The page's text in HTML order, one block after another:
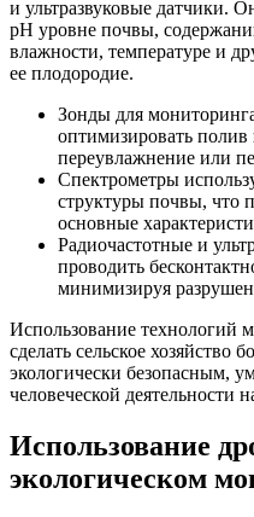
и ультразвуковые датчики.
pH уровне почвы,
влажности, температуре и
ее плодородие.
Зонды для
оптимизировать полив
переувлажнение или
Спектрометры
структуры почвы, что
основные
Радиочастотные и
проводить
минимизируя
Использование технологий
сделать сельское хозяйство
экологически безопасным,
человеческой деятельности
Использование
экологическом